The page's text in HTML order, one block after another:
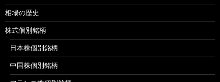
相場の歴史
株式個別銘柄
日本株個別銘柄
中国株個別銘柄